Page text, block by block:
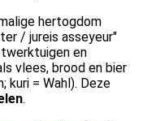
hertogdom
/ jureis asseyeur"
en
vlees, brood en bier
kuri = Wahl). Deze
.